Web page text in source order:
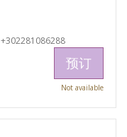
+302281086288
预订
Not available